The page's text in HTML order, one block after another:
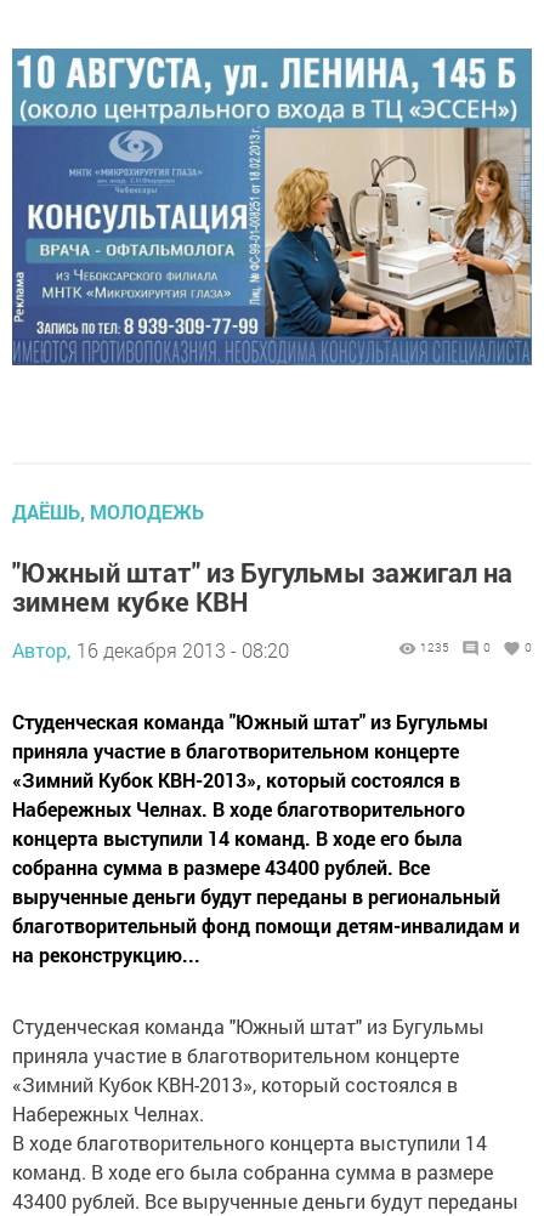
ДАЁШЬ, МОЛОДЕЖЬ
"Южный штат" из Бугульмы зажигал на
зимнем кубке КВН
Автор, 16 декабря 2013 - 08:20 1235 0 0
Студенческая команда "Южный штат" из Бугульмы
приняла участие в благотворительном концерте
«Зимний Кубок КВН-2013», который состоялся в
Набережных Челнах. В ходе благотворительного
концерта выступили 14 команд. В ходе его была
собранна сумма в размере 43400 рублей. Все
вырученные деньги будут переданы в региональный
благотворительный фонд помощи детям-инвалидам и
на реконструкцию...
Студенческая команда "Южный штат" из Бугульмы
приняла участие в благотворительном концерте
«Зимний Кубок КВН-2013», который состоялся в
Набережных Челнах.
В ходе благотворительного концерта выступили 14
команд. В ходе его была собранна сумма в размере
43400 рублей. Все вырученные деньги будут переданы